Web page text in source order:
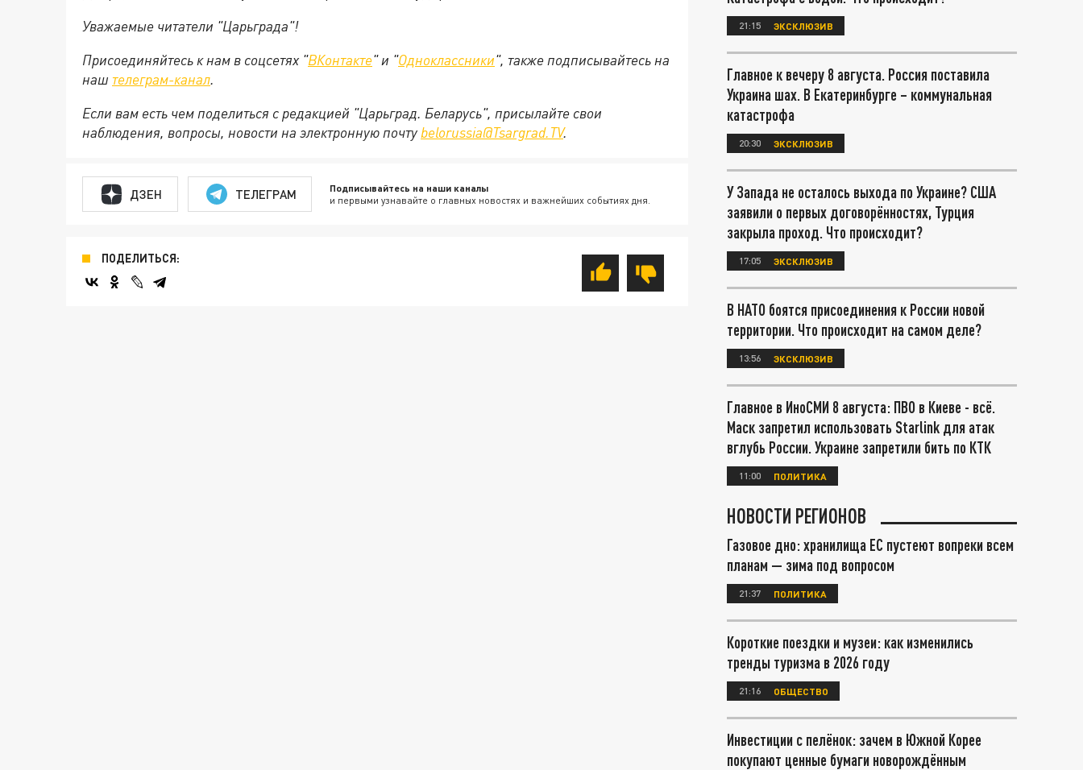
Уважаемые читатели "Царьграда"!
Присоединяйтесь к нам в соцсетях "ВКонтакте" и "Одноклассники", также подписывайтесь на
наш телеграм-канал.
Если вам есть чем поделиться с редакцией "Царьград. Беларусь", присылайте свои
наблюдения, вопросы, новости на электронную почту belorussia@Tsargrad.TV.
ДЗЕН ТЕЛЕГРАМ Подписывайтесь на наши каналы
и первыми узнавайте о главных новостях и важнейших событиях дня.
ПОДЕЛИТЬСЯ:
21:15 ЭКСКЛЮЗИВ
Главное к вечеру 8 августа. Россия поставила
Украина шах. В Екатеринбурге – коммунальная
катастрофа
20:30 ЭКСКЛЮЗИВ
У Запада не осталось выхода по Украине? США
заявили о первых договорённостях, Турция
закрыла проход. Что происходит?
17:05 ЭКСКЛЮЗИВ
В НАТО боятся присоединения к России новой
территории. Что происходит на самом деле?
13:56 ЭКСКЛЮЗИВ
Главное в ИноСМИ 8 августа: ПВО в Киеве - всё.
Маск запретил использовать Starlink для атак
вглубь России. Украине запретили бить по КТК
11:00 ПОЛИТИКА
НОВОСТИ РЕГИОНОВ
Газовое дно: хранилища ЕС пустеют вопреки всем
планам — зима под вопросом
21:37 ПОЛИТИКА
Короткие поездки и музеи: как изменились
тренды туризма в 2026 году
21:16 ОБЩЕСТВО
Инвестиции с пелёнок: зачем в Южной Корее
покупают ценные бумаги новорождённым